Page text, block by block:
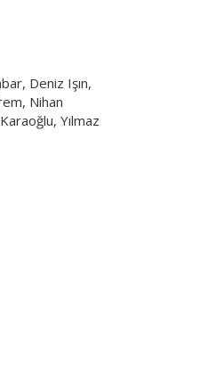
rol
Deniz Işın,
Nihan
Yılmaz